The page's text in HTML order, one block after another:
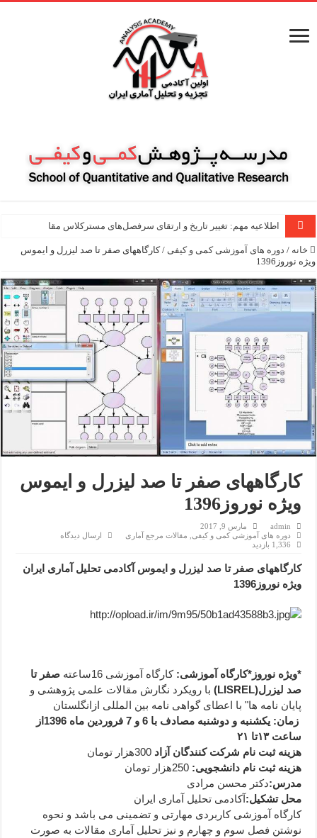
اطلاعیه مهم: تغییر تاریخ و ارتقای سرفصل‌های مسترکلاس مقاله نویسی ۱۰۰ ساع
خانه / دوره های آموزشی کمی و کیفی / کارگاههای صفر تا صد لیزرل و ایموس
ویژه نوروز1396
کارگاههای صفر تا صد لیزرل و ایموس
ویژه نوروز1396
admin
مارس 9, 2017
دوره های آموزشی کمی و کیفی
مقالات مرجع آماری
ارسال دیدگاه
1,336 بازدید
کارگاههای صفر تا صد لیزرل و ایموس آکادمی تحلیل آماری ایران
ویژه نوروز1396
*ویژه نوروز*کارگاه آموزشی: کارگاه آموزشی 16ساعته
صفر تا
صد لیزرل(LISREL)
با رویکرد نگارش مقالات علمی پژوهشی و
پایان نامه ها" با اعطای گواهی نامه بین المللی ازانگلستان
زمان: یکشنبه و دوشنبه مصادف با6 و 7 فروردین ماه 1396 از
ساعت۱۳تا ۲۱
هزینه ثبت نام شرکت کنندگان آزاد 300هزار تومان
هزینه ثبت نام دانشجویی: 250هزار تومان
مدرس:دکتر محسن مرادی
محل تشکیل:آکادمی تحلیل آماری ایران
کارگاه آموزشی کاربردی مهارتی و تضمینی می باشد و نحوه
نوشتن فصل سوم و چهارم و نیز تحلیل آماری مقالات به صورت